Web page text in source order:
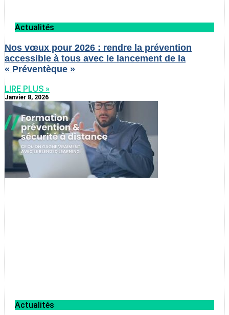
Actualités
Nos vœux pour 2026 : rendre la prévention
accessible à tous avec le lancement de la
« Préventèque »
LIRE PLUS »
Janvier 8, 2026
Actualités